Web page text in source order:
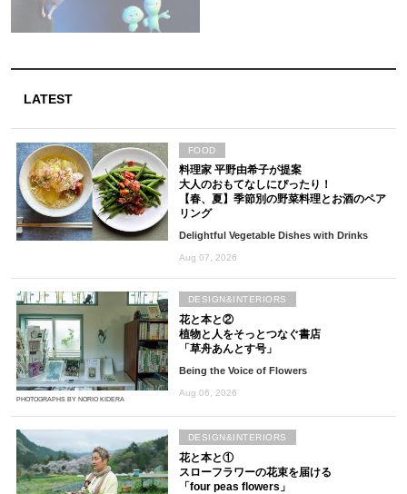
LATEST
料理家 平野由希子が提案
大人のおもてなしにぴったり！
【春、夏】季節別の野菜料理とお酒のペア
リング
Delightful Vegetable Dishes with Drinks
Aug 07, 2026
FOOD
PHOTOGRAPHS BY NORIO KIDERA
花と本と②
植物と人をそっとつなぐ書店
「草舟あんとす号」
Being the Voice of Flowers
Aug 06, 2026
DESIGN&INTERIORS
花と本と①
スローフラワーの花束を届ける
「four peas flowers」
DESIGN&INTERIORS